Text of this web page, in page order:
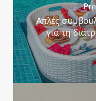
Απλές
για τη